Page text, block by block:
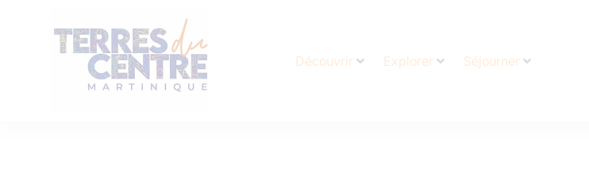
Découvrir Explorer Séjourner